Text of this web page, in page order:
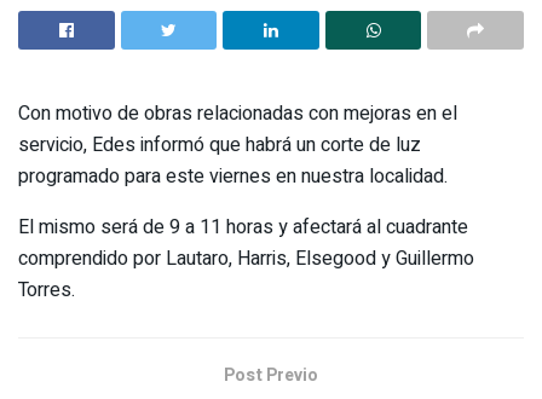
Con motivo de obras relacionadas con mejoras en el
servicio, Edes informó que habrá un corte de luz
programado para este viernes en nuestra localidad.
El mismo será de 9 a 11 horas y afectará al cuadrante
comprendido por Lautaro, Harris, Elsegood y Guillermo
Torres.
Post Previo